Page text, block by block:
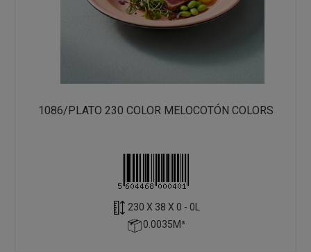
1086/PLATO 230 COLOR MELOCOTÓN COLORS
230 X 38 X 0 - 0L
0.0035M³